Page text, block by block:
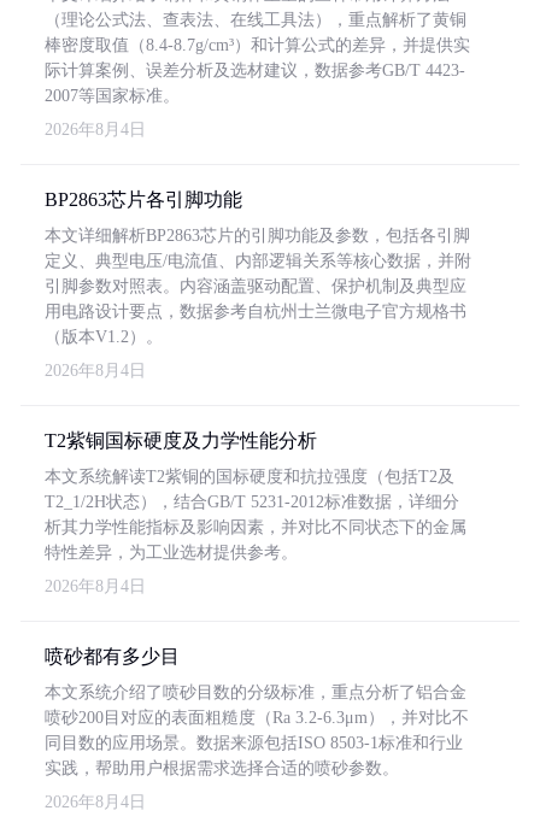
（理论公式法、查表法、在线工具法），重点解析了黄铜
棒密度取值（8.4-8.7g/cm³）和计算公式的差异，并提供实
际计算案例、误差分析及选材建议，数据参考GB/T 4423-
2007等国家标准。
2026年8月4日
BP2863芯片各引脚功能
本文详细解析BP2863芯片的引脚功能及参数，包括各引脚
定义、典型电压/电流值、内部逻辑关系等核心数据，并附
引脚参数对照表。内容涵盖驱动配置、保护机制及典型应
用电路设计要点，数据参考自杭州士兰微电子官方规格书
（版本V1.2）。
2026年8月4日
T2紫铜国标硬度及力学性能分析
本文系统解读T2紫铜的国标硬度和抗拉强度（包括T2及
T2_1/2H状态），结合GB/T 5231-2012标准数据，详细分
析其力学性能指标及影响因素，并对比不同状态下的金属
特性差异，为工业选材提供参考。
2026年8月4日
喷砂都有多少目
本文系统介绍了喷砂目数的分级标准，重点分析了铝合金
喷砂200目对应的表面粗糙度（Ra 3.2-6.3μm），并对比不
同目数的应用场景。数据来源包括ISO 8503-1标准和行业
实践，帮助用户根据需求选择合适的喷砂参数。
2026年8月4日